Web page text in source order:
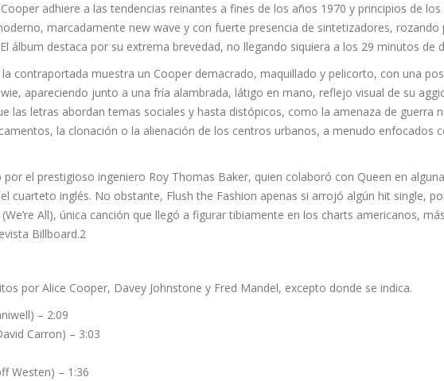
adhiere a las tendencias reinantes a fines de los años 1970 y principios de
marcadamente new wave y con fuerte presencia de sintetizadores,
álbum destaca por su extrema brevedad, no llegando siquiera a los 29 minutos de
contraportada muestra un Cooper demacrado, maquillado y pelicorto, con una
apareciendo junto a una fría alambrada, látigo en mano, reflejo visual de su
las letras abordan temas sociales y hasta distópicos, como la amenaza de guerra
la clonación o la alienación de los centros urbanos, a menudo enfocados
por el prestigioso ingeniero Roy Thomas Baker, quien colaboró con Queen en
cuarteto inglés. No obstante, Flush the Fashion apenas si arrojó algún hit single,
All), única canción que llegó a figurar tibiamente en los charts americanos,
Billboard.2​
por Alice Cooper, Davey Johnstone y Fred Mandel, excepto donde se indica.
– 2:09
Carron) – 3:03
Westen) – 1:36